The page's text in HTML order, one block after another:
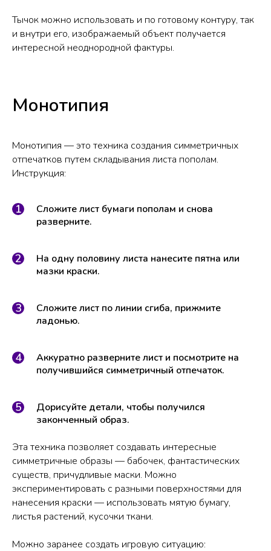
Тычок можно использовать и по готовому контуру, так
и внутри его, изображаемый объект получается
интересной неоднородной фактуры.
Монотипия
Монотипия — это техника создания симметричных
отпечатков путем складывания листа пополам.
Инструкция:
Сложите лист бумаги пополам и снова
разверните.
На одну половину листа нанесите пятна или
мазки краски.
Сложите лист по линии сгиба, прижмите
ладонью.
Аккуратно разверните лист и посмотрите на
получившийся симметричный отпечаток.
Дорисуйте детали, чтобы получился
законченный образ.
Эта техника позволяет создавать интересные
симметричные образы — бабочек, фантастических
существ, причудливые маски. Можно
экспериментировать с разными поверхностями для
нанесения краски — использовать мятую бумагу,
листья растений, кусочки ткани.
Можно заранее создать игровую ситуацию: